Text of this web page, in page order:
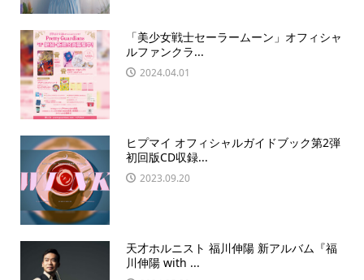
「美少女戦士セーラームーン」オフィシャ
ルファンクラ...
2024.04.01
ヒプマイ オフィシャルガイドブック第2弾
初回版CD収録...
2023.09.20
天才ホルニスト 福川伸陽 新アルバム『福
川伸陽 with ...